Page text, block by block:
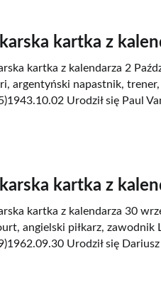
kartka z
kartka z kalendarza 2
argentyński napastnik,
Urodził się Paul
kartka z
kartka z kalendarza 30
angielski piłkarz, zawodnik
Urodził się